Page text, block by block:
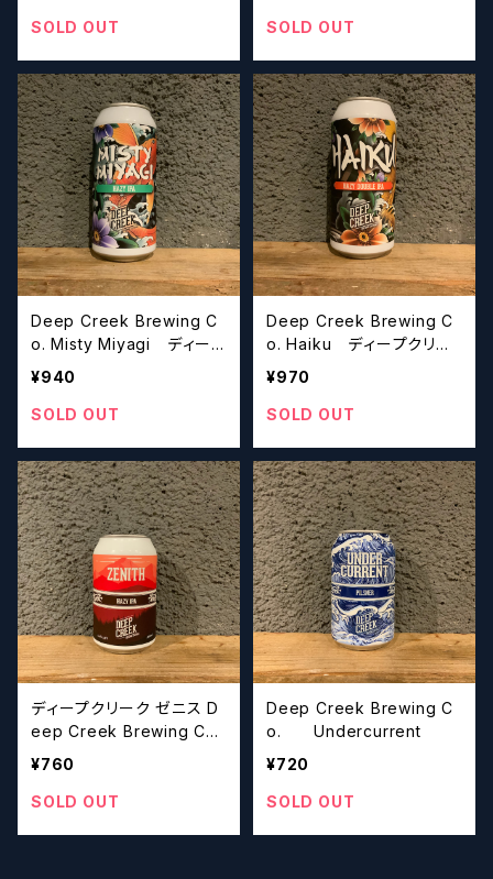
SOLD OUT
SOLD OUT
Deep Creek Brewing C
o. Misty Miyagi ディープ
クリーク ミスティーミヤギ
¥940
SOLD OUT
Deep Creek Brewing C
o. Haiku ディープクリー
ク ハイク
¥970
SOLD OUT
ディープクリーク ゼニス D
eep Creek Brewing Co.
Zenith
¥760
SOLD OUT
Deep Creek Brewing C
o. Undercurrent
¥720
SOLD OUT